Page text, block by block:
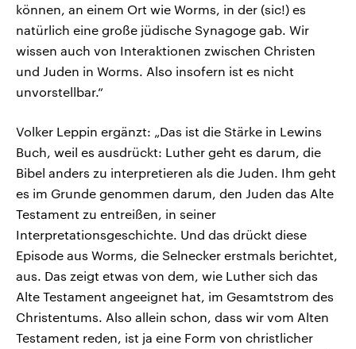
können, an einem Ort wie Worms, in der (sic!) es
natürlich eine große jüdische Synagoge gab. Wir
wissen auch von Interaktionen zwischen Christen
und Juden in Worms. Also insofern ist es nicht
unvorstellbar.“
Volker Leppin ergänzt: „Das ist die Stärke in Lewins
Buch, weil es ausdrückt: Luther geht es darum, die
Bibel anders zu interpretieren als die Juden. Ihm geht
es im Grunde genommen darum, den Juden das Alte
Testament zu entreißen, in seiner
Interpretationsgeschichte. Und das drückt diese
Episode aus Worms, die Selnecker erstmals berichtet,
aus. Das zeigt etwas von dem, wie Luther sich das
Alte Testament angeeignet hat, im Gesamtstrom des
Christentums. Also allein schon, dass wir vom Alten
Testament reden, ist ja eine Form von christlicher